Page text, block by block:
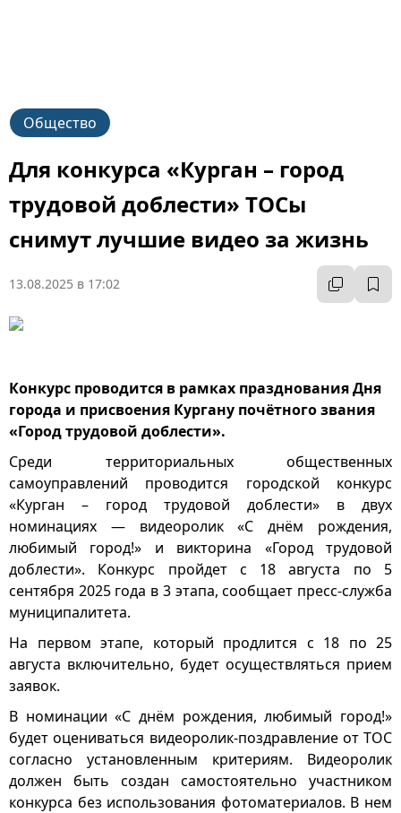
Общество
Для конкурса «Курган – город
трудовой доблести» ТОСы
снимут лучшие видео за жизнь
13.08.2025 в 17:02
Конкурс проводится в рамках празднования Дня
города и присвоения Кургану почётного звания
«Город трудовой доблести».
Среди территориальных общественных
самоуправлений проводится городской конкурс
«Курган – город трудовой доблести» в двух
номинациях — видеоролик «С днём рождения,
любимый город!» и викторина «Город трудовой
доблести». Конкурс пройдет с 18 августа по 5
сентября 2025 года в 3 этапа, сообщает пресс-служба
муниципалитета.
На первом этапе, который продлится с 18 по 25
августа включительно, будет осуществляться прием
заявок.
В номинации «С днём рождения, любимый город!»
будет оцениваться видеоролик-поздравление от ТОС
согласно установленным критериям. Видеоролик
должен быть создан самостоятельно участником
конкурса без использования фотоматериалов. В нем